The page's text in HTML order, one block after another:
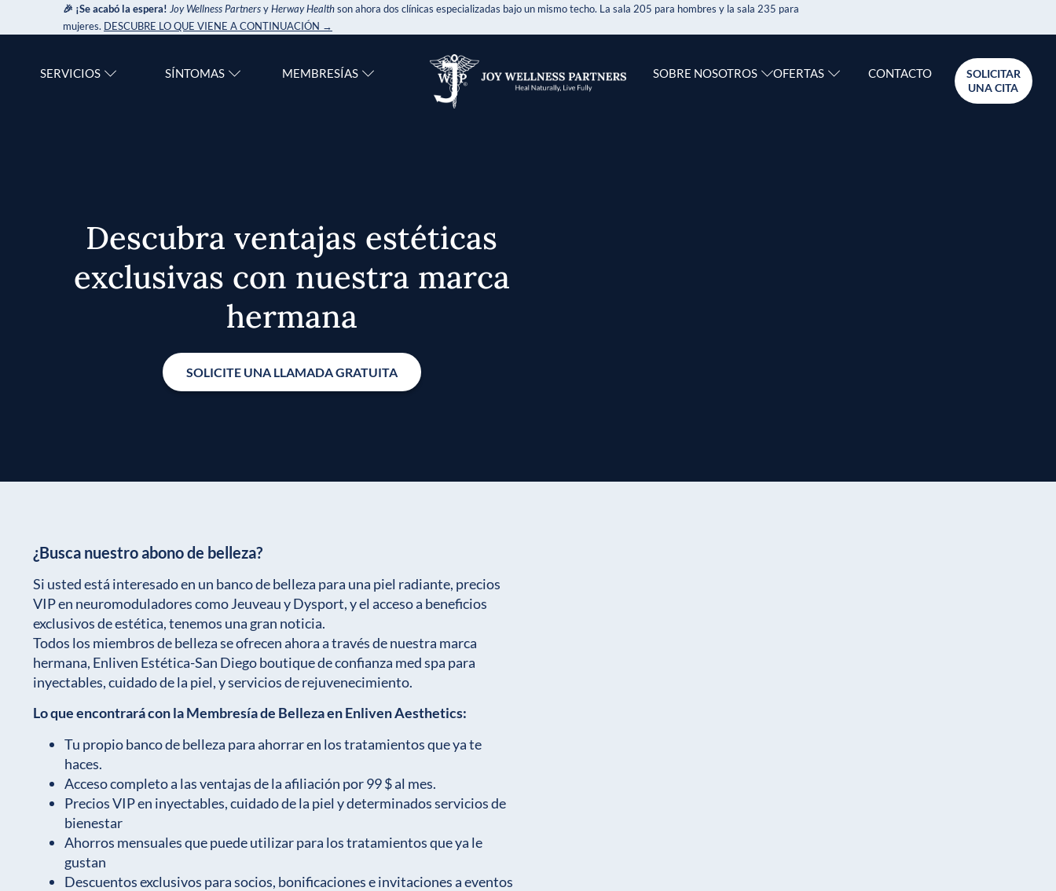
🎉 ¡Se acabó la espera! Joy Wellness PartnersyHerway Healthson ahora dos clínicas especializadas bajo un mismo techo. La sala 205 para hombres y la sala 235 para
mujeres. DESCUBRE LO QUE VIENE A CONTINUACIÓN →
SERVICIOS SÍNTOMAS MEMBRESÍAS SOBRE NOSOTROS OFERTAS CONTACTO
SOLICITAR
UNA CITA
Descubra ventajas estéticas
exclusivas con nuestra marca
hermana
SOLICITE UNA LLAMADA GRATUITA
¿Busca nuestro abono de belleza?
Si usted está interesado en un banco de belleza para una piel radiante, precios
VIP en neuromoduladores como Jeuveau y Dysport, y el acceso a beneficios
exclusivos de estética, tenemos una gran noticia.
Todos los miembros de belleza se ofrecen ahora a través de nuestra marca
hermana, Enliven Estética-San Diego boutique de confianza med spa para
inyectables, cuidado de la piel, y servicios de rejuvenecimiento.
Lo que encontrará con la Membresía de Belleza en Enliven Aesthetics:
Tu propio banco de belleza para ahorrar en los tratamientos que ya te
haces.
Acceso completo a las ventajas de la afiliación por 99 $ al mes.
Precios VIP en inyectables, cuidado de la piel y determinados servicios de
bienestar
Ahorros mensuales que puede utilizar para los tratamientos que ya le
gustan
Descuentos exclusivos para socios, bonificaciones e invitaciones a eventos